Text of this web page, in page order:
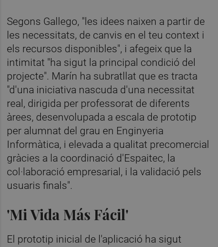
Segons Gallego, "les idees naixen a partir de
les necessitats, de canvis en el teu context i
els recursos disponibles", i afegeix que la
intimitat "ha sigut la principal condició del
projecte". Marín ha subratllat que es tracta
"d'una iniciativa nascuda d'una necessitat
real, dirigida per professorat de diferents
àrees, desenvolupada a escala de prototip
per alumnat del grau en Enginyeria
Informàtica, i elevada a qualitat precomercial
gràcies a la coordinació d'Espaitec, la
col·laboració empresarial, i la validació pels
usuaris finals".
'Mi Vida Más Fácil'
El prototip inicial de l'aplicació ha sigut